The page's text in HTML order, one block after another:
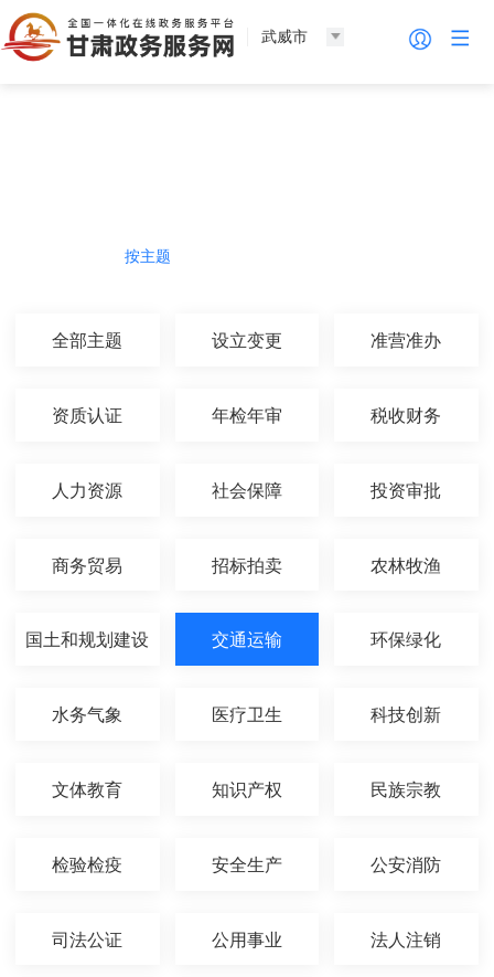
武威市
按主题
全部主题 设立变更 准营准办
资质认证 年检年审 税收财务
人力资源 社会保障 投资审批
商务贸易 招标拍卖 农林牧渔
国土和规划建设 交通运输 环保绿化
水务气象 医疗卫生 科技创新
文体教育 知识产权 民族宗教
检验检疫 安全生产 公安消防
司法公证 公用事业 法人注销